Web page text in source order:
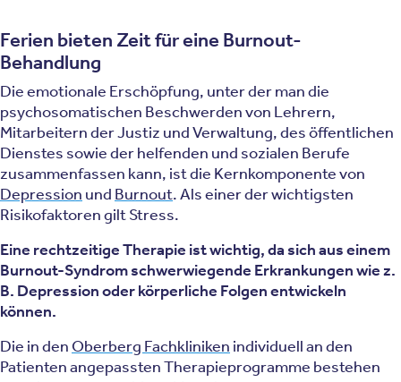
Ferien bieten Zeit für eine Burnout-
Behandlung
Die emotionale Erschöpfung, unter der man die
psychosomatischen Beschwerden von Lehrern,
Mitarbeitern der Justiz und Verwaltung, des öffentlichen
Dienstes sowie der helfenden und sozialen Berufe
zusammenfassen kann, ist die Kernkomponente von
Depression und Burnout. Als einer der wichtigsten
Risikofaktoren gilt Stress.
Eine rechtzeitige Therapie ist wichtig, da sich aus einem
Burnout-Syndrom schwerwiegende Erkrankungen wie z.
B. Depression oder körperliche Folgen entwickeln
können.
Die in den Oberberg Fachkliniken individuell an den
Patienten angepassten Therapieprogramme bestehen